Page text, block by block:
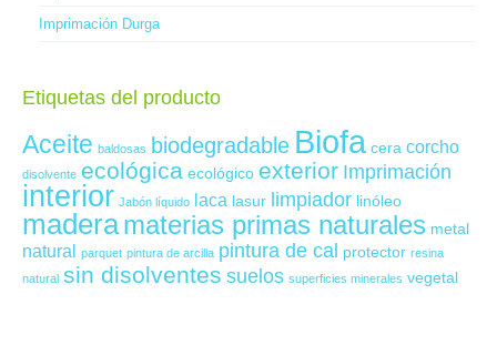
Imprimación Durga
Etiquetas del producto
Aceite baldosas biodegradable Biofa cera corcho
disolvente ecológica ecológico exterior Imprimación
interior Jabón líquido laca lasur limpiador linóleo
maderamaterias primas naturales metal
natural parquet pintura de arcilla pintura de cal protector resina
natural sin disolventes suelos superficies minerales vegetal